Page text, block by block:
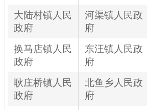
大陆村镇人民
政府
河渠镇人民政
府
换马店镇人民
政府
东汪镇人民政
府
耿庄桥镇人民
政府
北鱼乡人民政
府